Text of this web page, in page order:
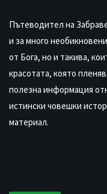
Пътеводител на
и за много
от Бога, но и такива,
красотата, която
полезна информация
истински човешки
материал.